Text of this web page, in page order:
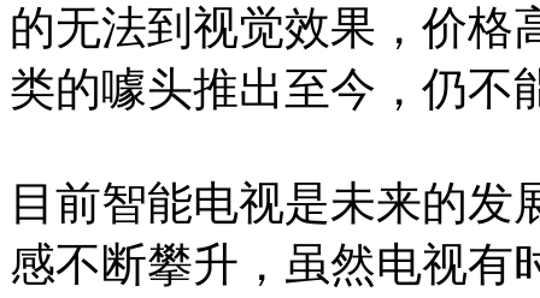
的无法到视觉效果，价格
类的噱头推出至今，仍不
目前智能电视是未来的发
感不断攀升，虽然电视有